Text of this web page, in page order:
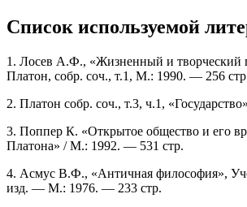
Список используемой
1. Лосев А.Ф., «Жизненный и творческий
Платон, собр. соч., т.1, М.: 1990. — 256
2. Платон собр. соч., т.3, ч.1,
3. Поппер К. «Открытое общество и его
Платона» / М.: 1992. — 531 стр.
4. Асмус В.Ф., «Античная философия»,
изд. — М.: 1976. — 233 стр.